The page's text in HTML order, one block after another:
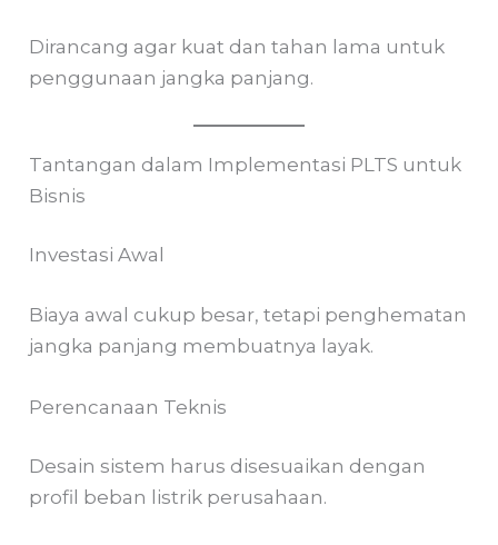
Dirancang agar kuat dan tahan lama untuk
penggunaan jangka panjang.
Tantangan dalam Implementasi PLTS untuk
Bisnis
Investasi Awal
Biaya awal cukup besar, tetapi penghematan
jangka panjang membuatnya layak.
Perencanaan Teknis
Desain sistem harus disesuaikan dengan
profil beban listrik perusahaan.